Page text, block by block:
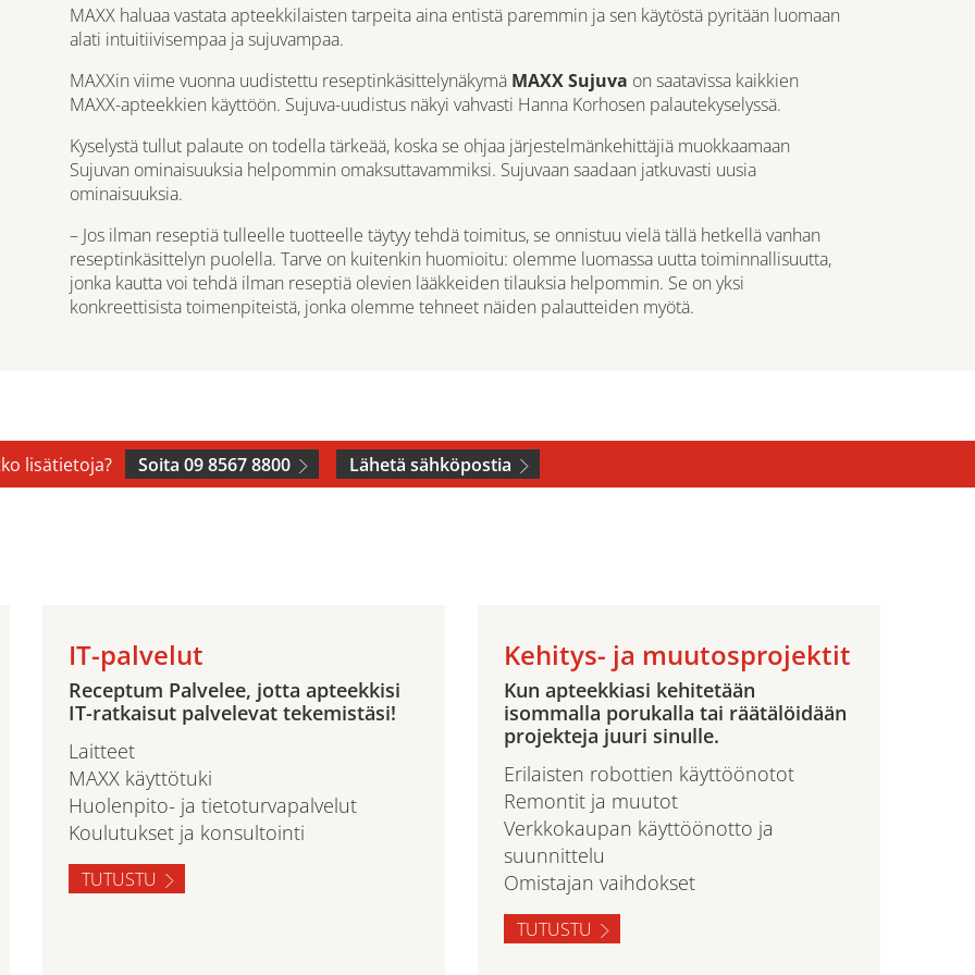
MAXX haluaa vastata apteekkilaisten tarpeita aina entistä paremmin ja sen käytöstä pyritään luomaan
alati intuitiivisempaa ja sujuvampaa.
MAXXin viime vuonna uudistettu reseptinkäsittelynäkymä MAXX Sujuva on saatavissa kaikkien
MAXX-apteekkien käyttöön. Sujuva-uudistus näkyi vahvasti Hanna Korhosen palautekyselyssä.
Kyselystä tullut palaute on todella tärkeää, koska se ohjaa järjestelmänkehittäjiä muokkaamaan
Sujuvan ominaisuuksia helpommin omaksuttavammiksi. Sujuvaan saadaan jatkuvasti uusia
ominaisuuksia.
– Jos ilman reseptiä tulleelle tuotteelle täytyy tehdä toimitus, se onnistuu vielä tällä hetkellä vanhan
reseptinkäsittelyn puolella. Tarve on kuitenkin huomioitu: olemme luomassa uutta toiminnallisuutta,
jonka kautta voi tehdä ilman reseptiä olevien lääkkeiden tilauksia helpommin. Se on yksi
konkreettisista toimenpiteistä, jonka olemme tehneet näiden palautteiden myötä.
lisätietoja? Soita 09 8567 8800 Lähetä sähköpostia
IT-palvelut
Receptum Palvelee, jotta apteekkisi
IT-ratkaisut palvelevat tekemistäsi!
Laitteet
MAXX käyttötuki
Huolenpito- ja tietoturvapalvelut
Koulutukset ja konsultointi
TUTUSTU
Kehitys- ja muutosprojektit
Kun apteekkiasi kehitetään
isommalla porukalla tai räätälöidään
projekteja juuri sinulle.
Erilaisten robottien käyttöönotot
Remontit ja muutot
Verkkokaupan käyttöönotto ja
suunnittelu
Omistajan vaihdokset
TUTUSTU